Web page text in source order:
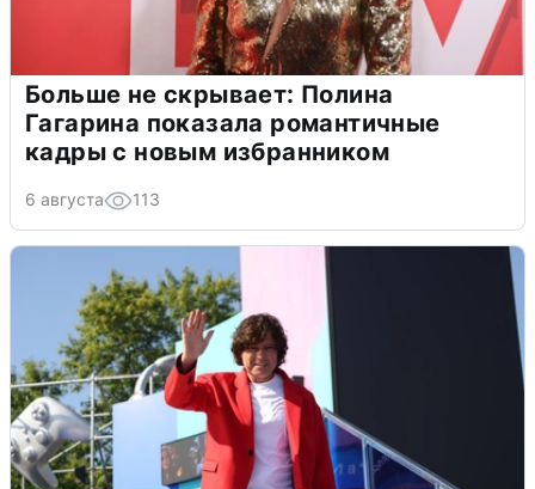
Больше не скрывает: Полина
Гагарина показала романтичные
кадры с новым избранником
6 августа 113